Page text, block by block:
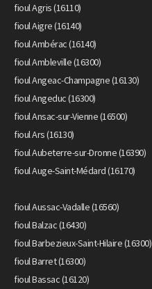
fioul Agris (16110)
fioul Aigre (16140)
fioul Ambérac (16140)
fioul Ambleville (16300)
fioul Angeac-Champagne (16130)
fioul Angeduc (16300)
fioul Ansac-sur-Vienne (16500)
fioul Ars (16130)
fioul Aubeterre-sur-Dronne (16390)
fioul Auge-Saint-Médard (16170)
fioul Aussac-Vadalle (16560)
fioul Balzac (16430)
fioul Barbezieux-Saint-Hilaire (16300)
fioul Barret (16300)
fioul Bassac (16120)